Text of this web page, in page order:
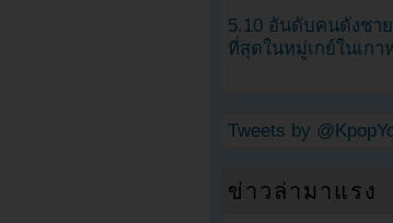
5.10 อันดับคนดังชา
ที่สุดในหมู่เกย์ในเกา
Tweets by
ข่าวล่ามาแรง